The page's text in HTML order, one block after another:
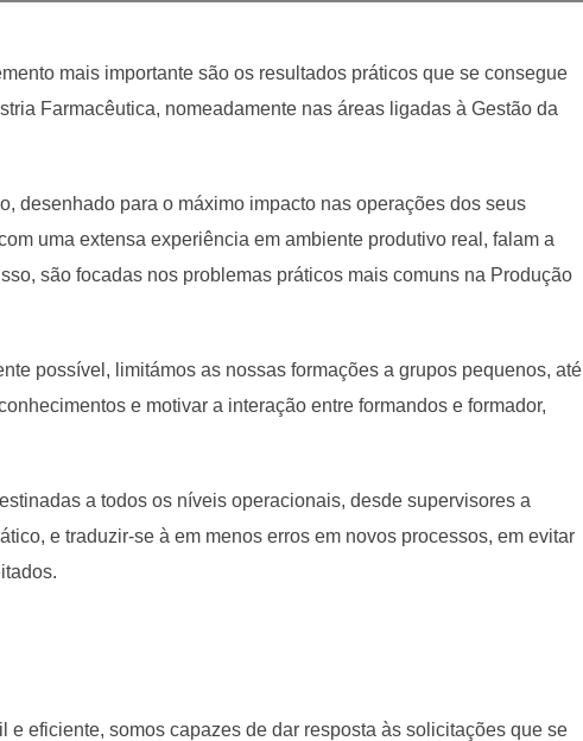
mais importante são os resultados práticos que se consegue
Farmacêutica, nomeadamente nas áreas ligadas à Gestão da
desenhado para o máximo impacto nas operações dos seus
uma extensa experiência em ambiente produtivo real, falam a
são focadas nos problemas práticos mais comuns na Produção
possível, limitámos as nossas formações a grupos pequenos, até
e motivar a interação entre formandos e formador,
a todos os níveis operacionais, desde supervisores a
e traduzir-se à em menos erros em novos processos, em evitar
e eficiente, somos capazes de dar resposta às solicitações que se